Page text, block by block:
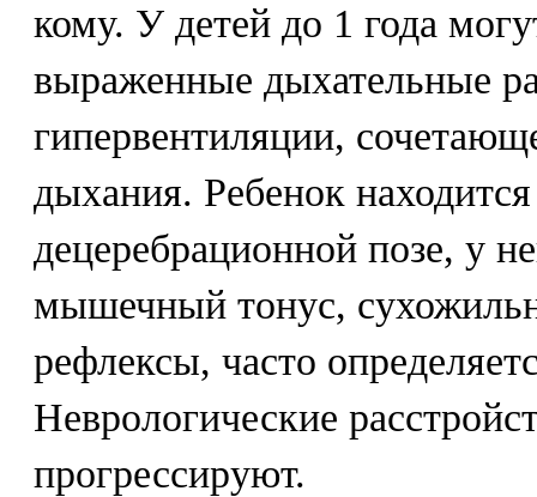
кому. У детей до 1 года
выраженные дыхательные
гипервентиляции,
дыхания. Ребенок
децеребрационной позе, у
мышечный тонус,
рефлексы, часто
Неврологические
прогрессируют.